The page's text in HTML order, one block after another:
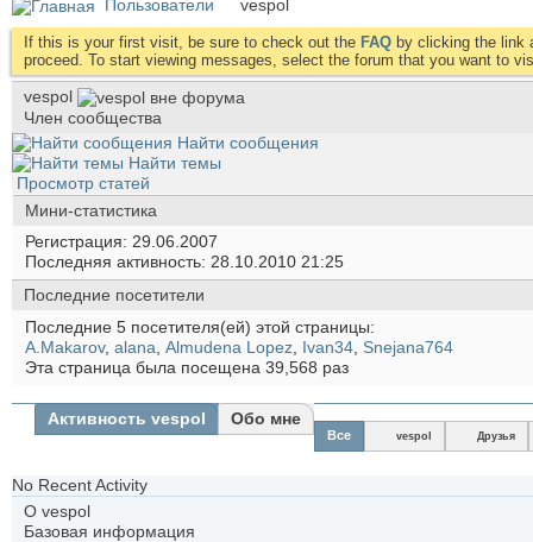
Пользователи vespol
If this is your first visit, be sure to check out the FAQ by clicking the link
proceed. To start viewing messages, select the forum that you want to
vespol
Член сообщества
Найти сообщения
Найти темы
Просмотр статей
Мини-статистика
Регистрация
29.06.2007
Последняя активность 28.10.2010 21:25
Последние посетители
Последние 5 посетителя(ей) этой страницы:
A.Makarov, alana Almudena Lopez Ivan34 Snejana764
Эта страница была посещена 39,568 раз
Активность vespol Обо мне
Все vespol Друзья
No Recent Activity
О vespol
Базовая информация